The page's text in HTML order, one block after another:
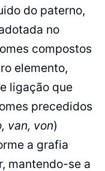
do paterno,
no
compostos
elemento,
ligação que
precedidos
van, von)
a grafia
mantendo-se a